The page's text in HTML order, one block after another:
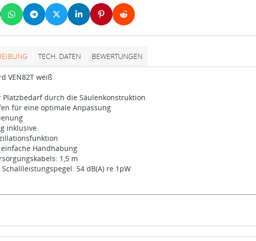
TECH. DATEN BEWERTUNGEN
VEN82T weiß
Platzbedarf durch die Säulenkonstruktion
für eine optimale Anpassung
inklusive
Handhabung
1,5 m
54 dB(A) re 1pW